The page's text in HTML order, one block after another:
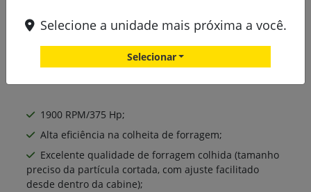
1900 RPM/375 Hp;
Alta eficiência na colheita de forragem;
Excelente qualidade de forragem colhida (tamanho
preciso da partícula cortada, com ajuste facilitado
desde dentro da cabine);
Selecione a unidade mais próxima a você.
Selecionar